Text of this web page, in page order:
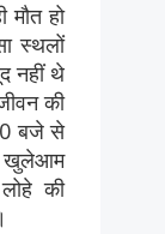
मौत हो
स्थलों
नहीं थे
की
बजे से
खुलेआम
की